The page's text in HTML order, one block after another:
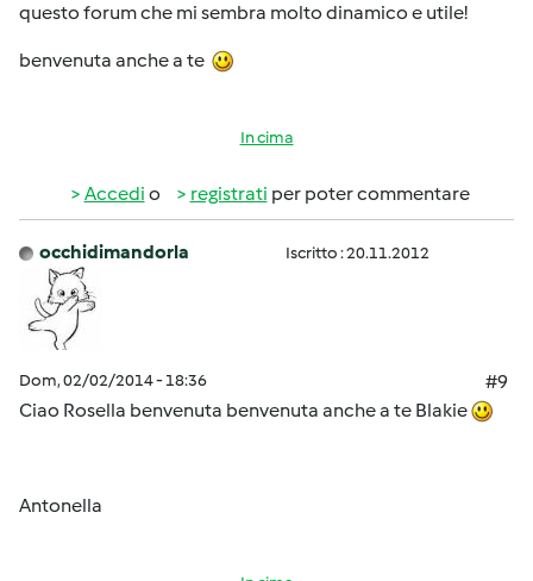
questo forum che mi sembra molto dinamico e utile!
benvenuta anche a te
In cima
Accedi o registrati per poter commentare
occhidimandorla Iscritto : 20.11.2012
Dom, 02/02/2014 - 18:36
#9
Ciao Rosella benvenuta benvenuta anche a te Blakie
Antonella